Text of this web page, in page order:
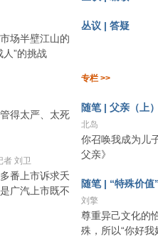
场半壁江山的
”的挑战
得太严、太死
者 刘卫
番上市诉求夭
广汽上市既不
丛议 | 答疑
专栏 >>
随笔 | 父亲（上
北岛
你召唤我成为儿
父亲》
随笔 | “特殊价
刘擎
尊重异己文化的
殊，所以“你好